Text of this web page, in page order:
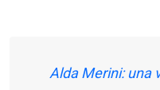
Alda Merini: una